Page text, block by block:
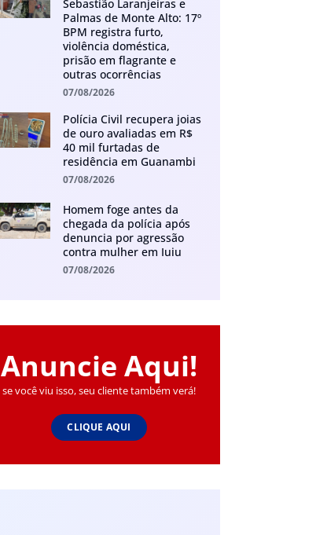
Sebastião Laranjeiras e
Palmas de Monte Alto: 17º
BPM registra furto,
violência doméstica,
prisão em flagrante e
outras ocorrências
07/08/2026
Polícia Civil recupera joias
de ouro avaliadas em R$
40 mil furtadas de
residência em Guanambi
07/08/2026
Homem foge antes da
chegada da polícia após
denuncia por agressão
contra mulher em Iuiu
07/08/2026
Anuncie Aqui!
se você viu isso, seu cliente também verá!
CLIQUE AQUI